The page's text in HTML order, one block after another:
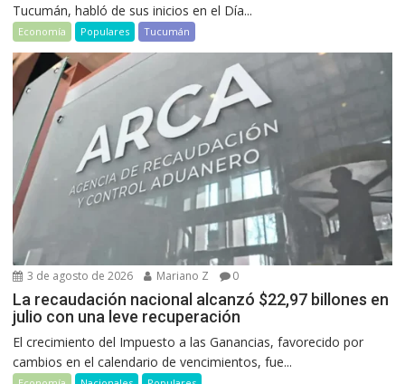
Tucumán, habló de sus inicios en el Día...
Economía Populares Tucumán
3 de agosto de 2026 Mariano Z 0
La recaudación nacional alcanzó $22,97 billones en
julio con una leve recuperación
El crecimiento del Impuesto a las Ganancias, favorecido por
cambios en el calendario de vencimientos, fue...